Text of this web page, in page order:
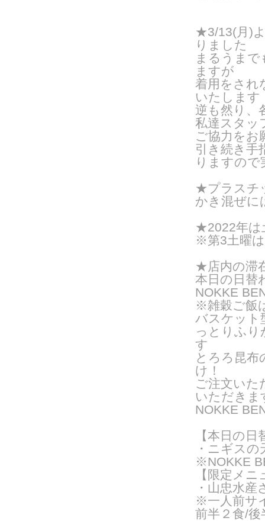
★3/13(月)
りました
まるうまで
ますが
着用をされ
いたします
逆も然り、
私達スタッ
ご協力をお
引き続き手
りますの
★プラスチ
かき混ぜに
★2022年は
※第3土曜
★店内の滞
本日の日替
NOKKE
※雑穀ご飯
バスケット
っとりふり
す
とろろ昆布
け！
ご注文いた
いただきま
NOKKE
【本日の
・ニギス
※NOKKE
【限定メニ
・山忠水
※一人前サ
前半２食/